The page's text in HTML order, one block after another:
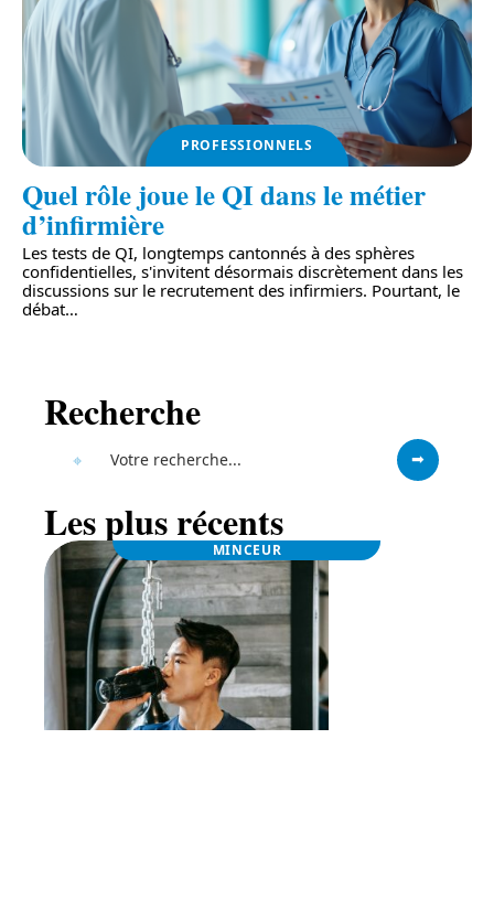
PROFESSIONNELS
Quel rôle joue le QI dans le métier
d’infirmière
Les tests de QI, longtemps cantonnés à des sphères
confidentielles, s'invitent désormais discrètement dans les
discussions sur le recrutement des infirmiers. Pourtant, le
débat…
Recherche
Les plus récents
MINCEUR